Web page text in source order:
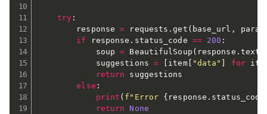
try :
        response
= requests .get ( base_url ,
if
response . status_code == 200 :
            soup
= BeautifulSoup ( response . text
            suggestions
= [ item[ "data" ] for
return suggestions
else :
print ( f"Error { response . status_code
return
None